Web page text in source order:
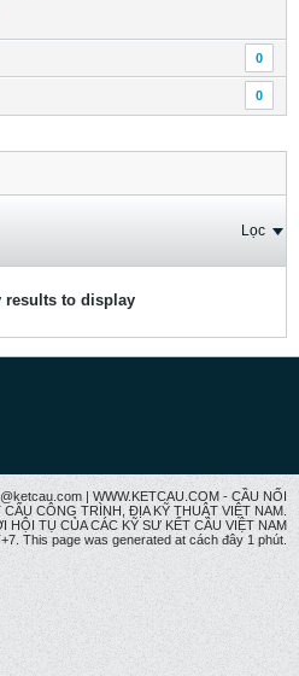
0
0
Lọc
results to display
| WWW.KETCAU.COM - CẦU NỐI
CẤU CÔNG TRÌNH, ĐỊA KỸ THUẬT VIỆT NAM.
HỘI TỤ CỦA CÁC KỸ SƯ KẾT CÂU VIỆT NAM
This page was generated at cách đây 1 phút.